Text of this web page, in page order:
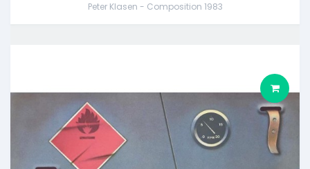
Peter Klasen - Composition 1983